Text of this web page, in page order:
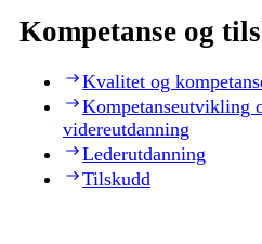
Kompetanse og
Kvalitet og
Kompetanseutvikling
videreutdanning
Lederutdanning
Tilskudd